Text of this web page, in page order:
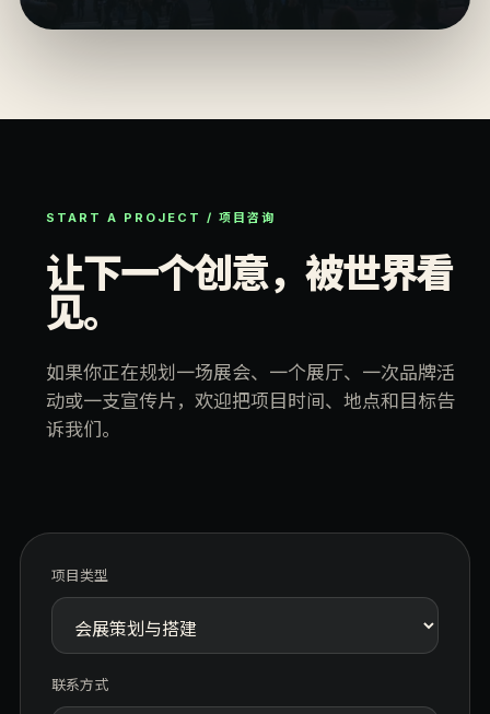
START A PROJECT / 项目咨询
让下一个创意，被世界看
见。
如果你正在规划一场展会、一个展厅、一次品牌活
动或一支宣传片，欢迎把项目时间、地点和目标告
诉我们。
项目类型
联系方式